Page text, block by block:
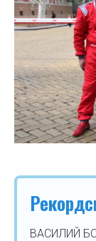
ВАСИЛИЙ